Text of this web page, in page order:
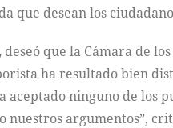
desean los
deseó que la Cámara de
ha resultado bien
aceptado ninguno de los
argumentos”,